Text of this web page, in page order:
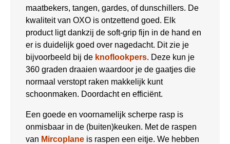
maatbekers, tangen, gardes, of dunschillers. De
kwaliteit van OXO is ontzettend goed. Elk
product ligt dankzij de soft-grip fijn in de hand en
er is duidelijk goed over nagedacht. Dit zie je
bijvoorbeeld bij de knoflookpers. Deze kun je
360 graden draaien waardoor je de gaatjes die
normaal verstopt raken makkelijk kunt
schoonmaken. Doordacht en efficiënt.
Een goede en voornamelijk scherpe rasp is
onmisbaar in de (buiten)keuken. Met de raspen
van Mircoplane is raspen een eitje. We hebben